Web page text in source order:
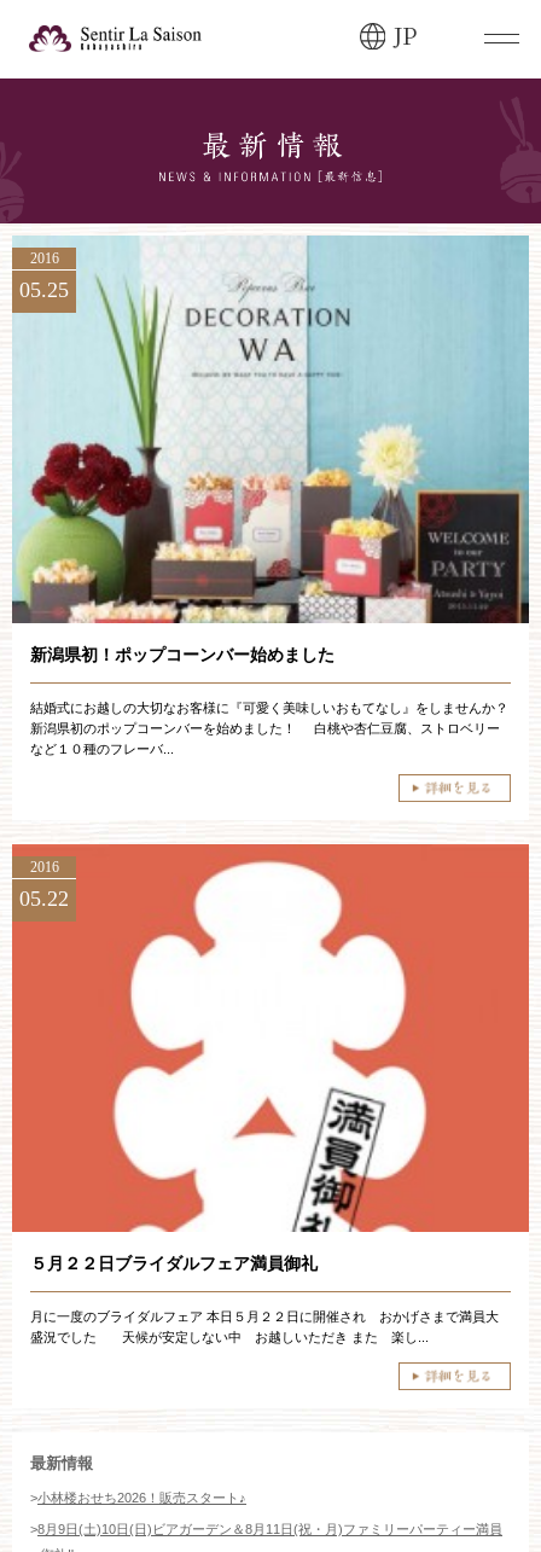
JP
0120-166-088
ご成約済み・ご列席のお客様
その他のお問い合わせ
0258-66-3155
11:00～19:00（火、水曜定休）
ブライダルフェア
見学予約
資料請求
小林楼の結婚式
おもてなし
お客様とのご縁
お約束 フォトギャラリー
レストラン＆パーティー
最新情報
アクセス
2016
05.25
新潟県初！ポップコーンバー始めました
結婚式にお越しの大切なお客様に『可愛く美味しいおもてなし』をしませんか？
新潟県初のポップコーンバーを始めました！ 白桃や杏仁豆腐、ストロベリー
など１０種のフレーバ...
2016
05.22
５月２２日ブライダルフェア満員御礼
月に一度のブライダルフェア 本日５月２２日に開催され おかげさまで満員大
盛況でした 天候が安定しない中 お越しいただき また 楽し...
最新情報
>小林楼おせち2026！販売スタート♪
>8月9日(土)10日(日)ビアガーデン＆8月11日(祝・月)ファミリーパーティー満員